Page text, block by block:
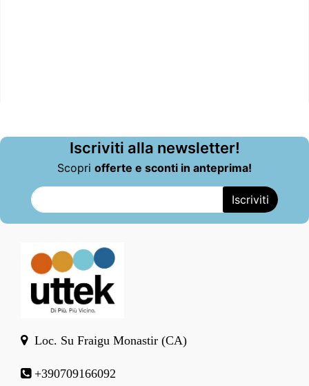
Iscriviti alla newsletter!
Scopri offerte e sconti in anteprima!
Loc. Su Fraigu Monastir (CA)
+390709166092